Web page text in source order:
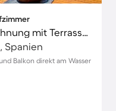
Voll ausgestattete Ferienwohnung mit Terrasse und Grill | Strand in der Nähe
Spanien
Balkon direkt am Wasser